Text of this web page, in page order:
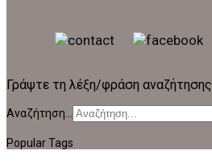
Γράψτε τη λέξη/φράση αναζήτησης
Αναζήτηση...
Popular Tags